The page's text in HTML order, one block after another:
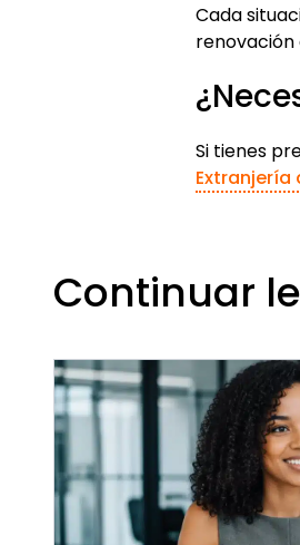
Cada
renovación
Si tienes
Extranjería
Continuar